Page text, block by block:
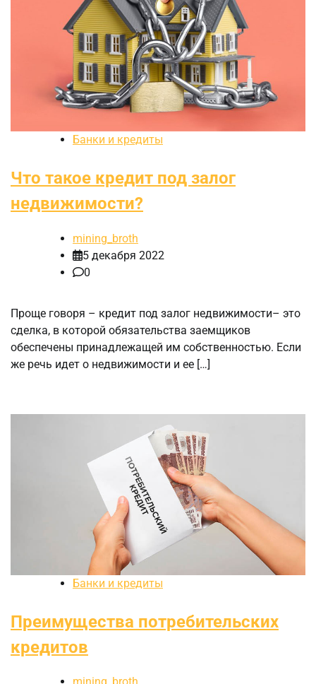
Банки и кредиты
Что такое кредит под залог
недвижимости?
mining_broth
5 декабря 2022
0
Проще говоря – кредит под залог недвижимости– это
сделка, в которой обязательства заемщиков
обеспечены принадлежащей им собственностью. Если
же речь идет о недвижимости и ее […]
Банки и кредиты
Преимущества потребительских
кредитов